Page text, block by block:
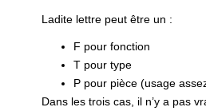
Ladite lettre peut être un :
F pour fonction
T pour type
P pour pièce (usage
Dans les trois cas, il n’y a pas